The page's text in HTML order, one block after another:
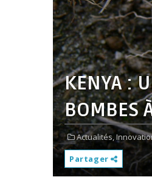
KENYA :
BOMBES
Actualités,
Partager